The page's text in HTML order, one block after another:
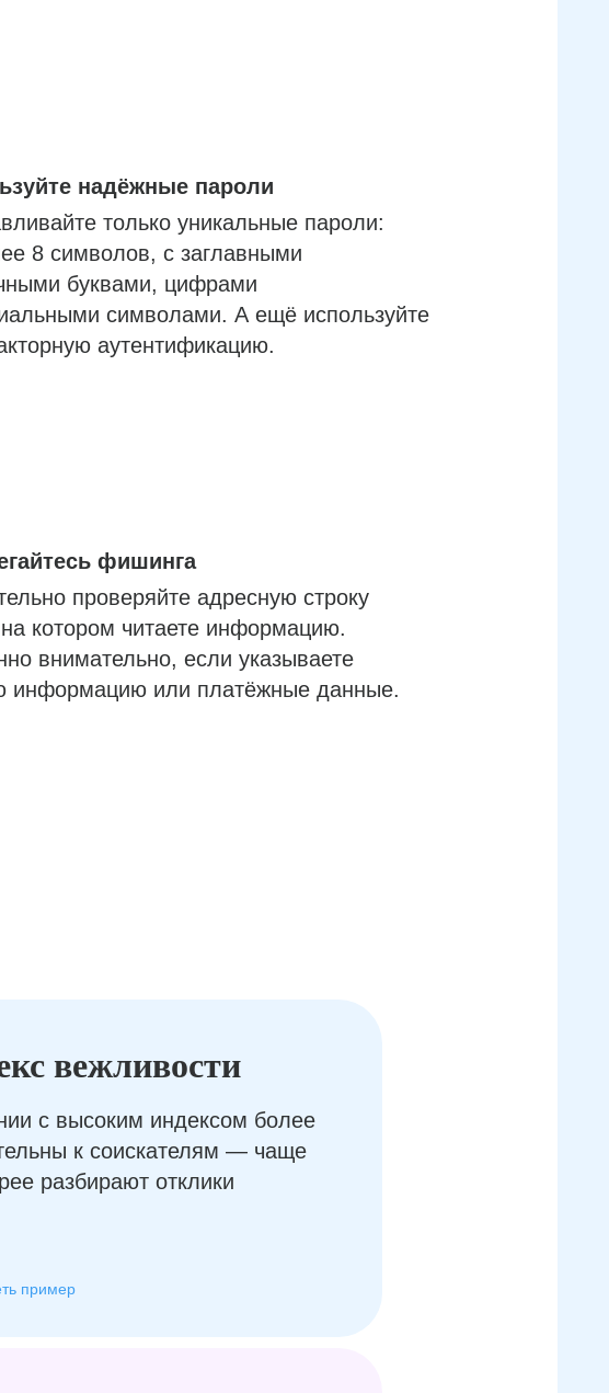
надёжные пароли
только уникальные пароли:
8 символов, с заглавными
буквами, цифрами
символами. А ещё используйте
аутентификацию.
фишинга
проверяйте адресную строку
котором читаете информацию.
внимательно, если указываете
информацию или платёжные данные.
вежливости
с высоким индексом более
к соискателям — чаще
разбирают отклики
пример